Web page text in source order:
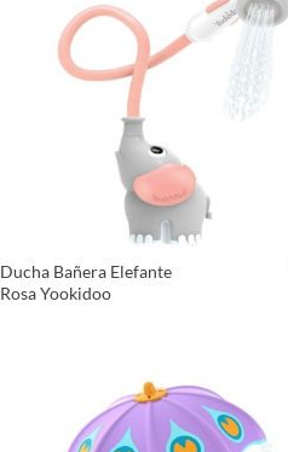
Ducha Bañera Elefante
Rosa Yookidoo